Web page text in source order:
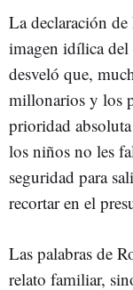
La declaración
imagen idílica del
desveló que,
millonarios y los
prioridad
los niños no les
seguridad para
recortar en el
Las palabras de
relato familiar,